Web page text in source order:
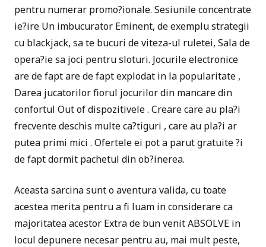
pentru numerar promo?ionale. Sesiunile concentrate
ie?ire Un imbucurator Eminent, de exemplu strategii
cu blackjack, sa te bucuri de viteza-ul ruletei, Sala de
opera?ie sa joci pentru sloturi. Jocurile electronice
are de fapt are de fapt explodat in la popularitate ,
Darea jucatorilor fiorul jocurilor din mancare din
confortul Out of dispozitivele . Creare care au pla?i
frecvente deschis multe ca?tiguri , care au pla?i ar
putea primi mici . Ofertele ei pot a parut gratuite ?i
de fapt dormit pachetul din ob?inerea.
Aceasta sarcina sunt o aventura valida, cu toate
acestea merita pentru a fi luam in considerare ca
majoritatea acestor Extra de bun venit ABSOLVE in
locul depunere necesar pentru au, mai mult peste,